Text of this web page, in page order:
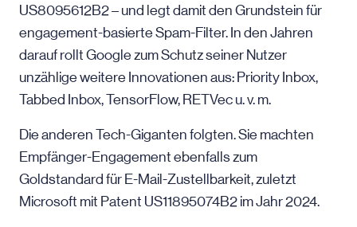
US8095612B2 – und legt damit den Grundstein für
engagement-basierte Spam-Filter. In den Jahren
darauf rollt Google zum Schutz seiner Nutzer
unzählige weitere Innovationen aus: Priority Inbox,
Tabbed Inbox, TensorFlow, RETVec u. v. m.
Die anderen Tech-Giganten folgten. Sie machten
Empfänger-Engagement ebenfalls zum
Goldstandard für E-Mail-Zustellbarkeit, zuletzt
Microsoft mit Patent US11895074B2 im Jahr 2024.